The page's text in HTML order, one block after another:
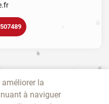
la
à naviguer
alcoolisées pendant la
avoir des conséquences